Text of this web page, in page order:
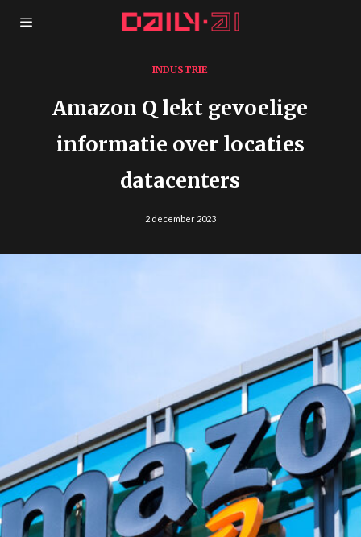
INDUSTRIE
Amazon Q lekt gevoelige
informatie over locaties
datacenters
2 december 2023